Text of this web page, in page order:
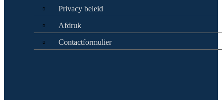
Privacy beleid
Afdruk
Contactformulier